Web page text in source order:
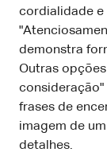
cordialidade e
demonstra
Outras
consideração"
frases de
imagem de
detalhes.